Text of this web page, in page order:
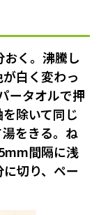
く。沸騰し
白く変わっ
ータオルで押
除いて同じ
をきる。ね
間隔に浅
切り、ペー